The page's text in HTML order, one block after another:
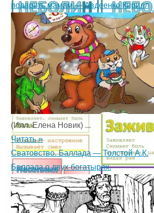
подарить мамам — Авдеенко Кирилл
(Илл. Елена Новик) ...
Читать »
Сватовство. Баллада — Толстой А.К.
Баллада о двух богатырях.